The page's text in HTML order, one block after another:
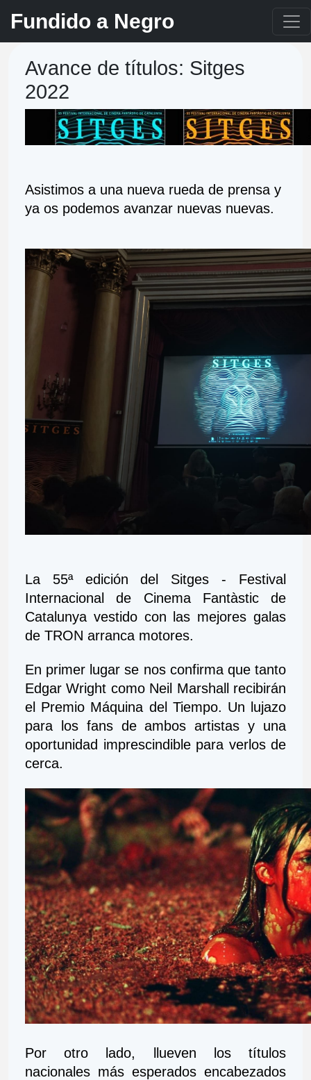
Fundido a Negro
Avance de títulos: Sitges
2022
Asistimos a una nueva rueda de prensa y
ya os podemos avanzar nuevas nuevas.
La 55ª edición del Sitges - Festival
Internacional de Cinema Fantàstic de
Catalunya vestido con las mejores galas
de TRON arranca motores.
En primer lugar se nos confirma que tanto
Edgar Wright como Neil Marshall recibirán
el Premio Máquina del Tiempo. Un lujazo
para los fans de ambos artistas y una
oportunidad imprescindible para verlos de
cerca.
Por otro lado, llueven los títulos
nacionales más esperados encabezados